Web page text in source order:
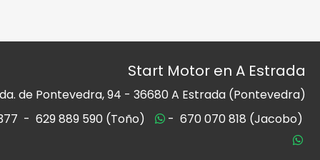
Start Motor en A Estrada
de Pontevedra, 94 - 36680 A Estrada (Pontevedra)
- 629 889 590 (Toño) - 670 070 818 (Jacobo)